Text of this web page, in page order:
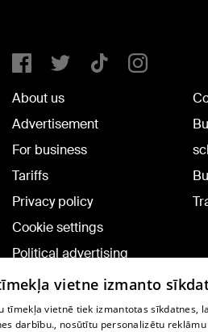
About us
Advertisement
For business
Tariffs
Privacy policy
Cookie settings
Political advertising
Cookie policy
Commenting terms
vietne izmanto
tīmekļa vietnē tiek izmantotas sīkdatnes,
darbību., nosūtītu personalizētu